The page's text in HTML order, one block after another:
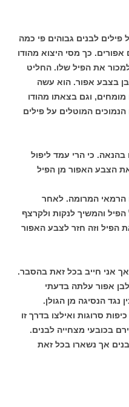
לבנים גבוהים פי כמה
כך מסי היצוא מהודו
את הפיל שלו. החליט
בצבע אפור. הוא עשה
וגם בצאתו מהודו
המוטלים על פילים
בהנאה. כי הרי עמד ליפול
הצבע האפור מן הפיל
הרמאי המרומה. לאחר
והמשיך לנקות ולקרצף
הפיל וזה חזר לצבע האפור
אני חייב בכל זאת בהסבר.
אפור עלתה בדעתי
נגד הנסיגה מן הגולן.
סרוגות ואילצו בדרך זו
בכובעי מצחייה לבנים.
אך נשארו בכל זאת